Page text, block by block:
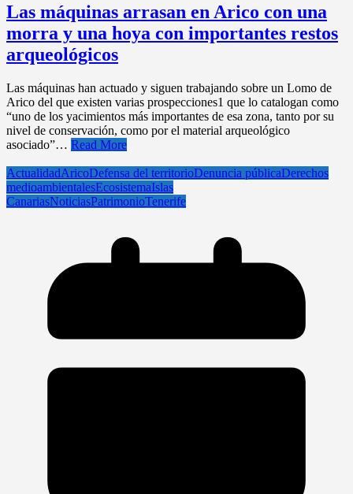
Las máquinas arrasan en Arico con una
morra y una hoya con importantes restos
arqueológicos
Las máquinas han actuado y siguen trabajando sobre un Lomo de
Arico del que existen varias prospecciones1 que lo catalogan como
“uno de los yacimientos más importantes de esa zona, tanto por su
nivel de conservación, como por el material arqueológico
asociado”… Read More
ActualidadAricoDefensa del territorioDenuncia públicaDerechos
medioambientalesEcosistemaIslas
CanariasNoticiasPatrimonioTenerife